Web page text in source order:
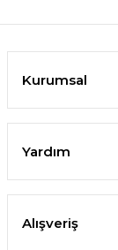
Kurumsal
Yardım
Alışveriş